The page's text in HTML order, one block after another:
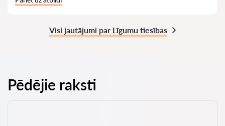
Visi jautājumi par Līgumu tiesības
Pēdējie raksti